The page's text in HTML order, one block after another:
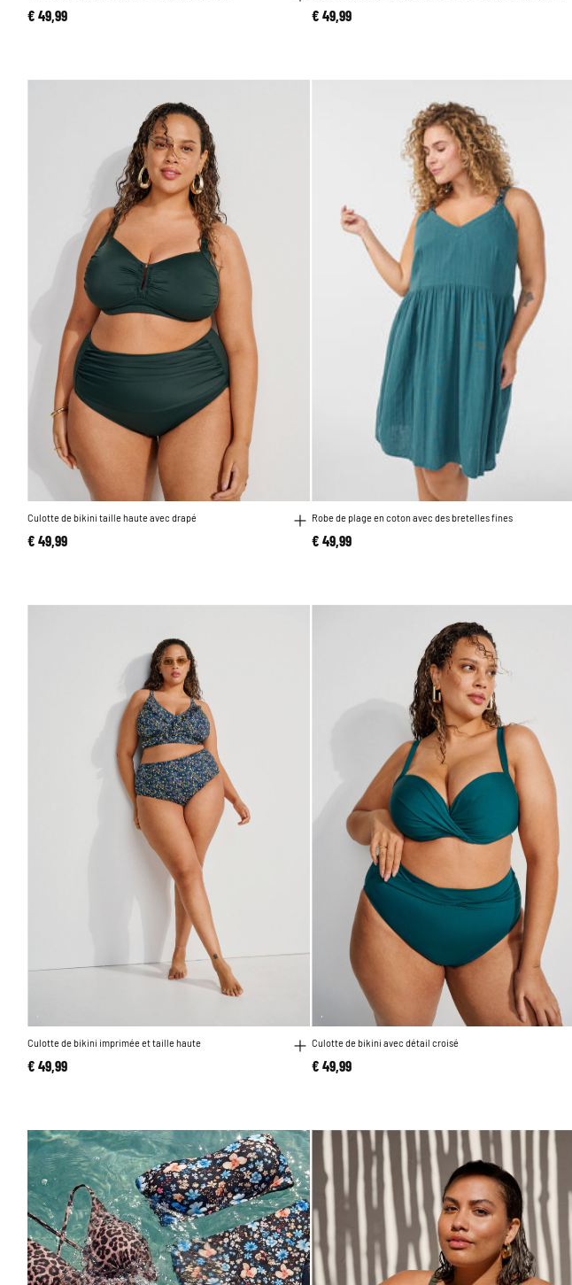
€ 49,99 € 49,99
Culotte de bikini taille haute avec drapé
€ 49,99
Robe de plage en coton avec des bretelles fines
€ 49,99
Culotte de bikini imprimée et taille haute
€ 49,99
Culotte de bikini avec détail croisé
€ 49,99